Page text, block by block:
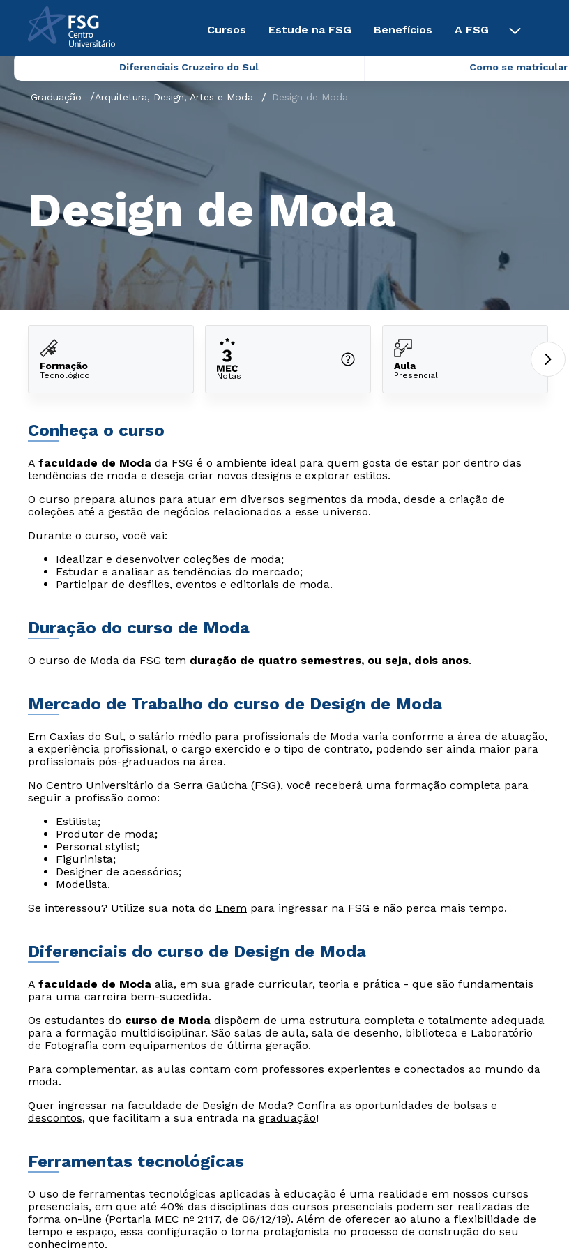
Cursos Estude na FSG Benefícios A FSG
Diferenciais Cruzeiro do Sul Como se matricular
Graduação Arquitetura, Design, Artes e Moda Design de Moda
Design de Moda
Formação
Tecnológico Notas
Aula
Presencial
Conheça o curso
A faculdade de Moda da FSG é o ambiente ideal para quem gosta de estar por dentro das
tendências de moda e deseja criar novos designs e explorar estilos.
O curso prepara alunos para atuar em diversos segmentos da moda, desde a criação de
coleções até a gestão de negócios relacionados a esse universo.
Durante o curso, você vai:
Idealizar e desenvolver coleções de moda;
Estudar e analisar as tendências do mercado;
Participar de desfiles, eventos e editoriais de moda.
Duração do curso de Moda
O curso de Moda da FSG tem duração de quatro semestres, ou seja, dois anos.
Mercado de Trabalho do curso de Design de Moda
Em Caxias do Sul, o salário médio para profissionais de Moda varia conforme a área de atuação,
a experiência profissional, o cargo exercido e o tipo de contrato, podendo ser ainda maior para
profissionais pós-graduados na área.
No Centro Universitário da Serra Gaúcha (FSG), você receberá uma formação completa para
seguir a profissão como:
Estilista;
Produtor de moda;
Personal stylist;
Figurinista;
Designer de acessórios;
Modelista.
Se interessou? Utilize sua nota do Enem para ingressar na FSG e não perca mais tempo.
Diferenciais do curso de Design de Moda
A faculdade de Moda alia, em sua grade curricular, teoria e prática - que são fundamentais
para uma carreira bem-sucedida.
Os estudantes do curso de Moda dispõem de uma estrutura completa e totalmente adequada
para a formação multidisciplinar. São salas de aula, sala de desenho, biblioteca e Laboratório
de Fotografia com equipamentos de última geração.
Para complementar, as aulas contam com professores experientes e conectados ao mundo da
moda.
Quer ingressar na faculdade de Design de Moda? Confira as oportunidades de bolsas e
descontos, que facilitam a sua entrada na graduação!
Ferramentas tecnológicas
O uso de ferramentas tecnológicas aplicadas à educação é uma realidade em nossos cursos
presenciais, em que até 40% das disciplinas dos cursos presenciais podem ser realizadas de
forma on-line (Portaria MEC nº 2117, de 06/12/19). Além de oferecer ao aluno a flexibilidade de
tempo e espaço, essa configuração o torna protagonista no processo de construção do seu
conhecimento.